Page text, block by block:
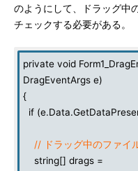
のようにして、ドラッグ中
チェックする必要がある。
private void
DragEventArgs e)
{
if
// ドラッグ中のファイ
string[] drags =